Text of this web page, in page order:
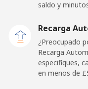
saldo y
Recarga
¿Preocupado
Recarga
especifiques,
en menos de